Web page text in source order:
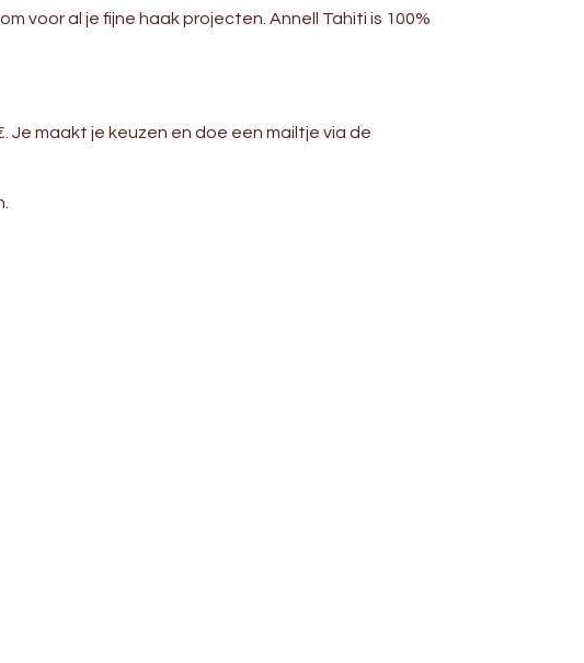
voor al je fijne haak projecten. Annell Tahiti is 100%
Je maakt je keuzen en doe een mailtje via de